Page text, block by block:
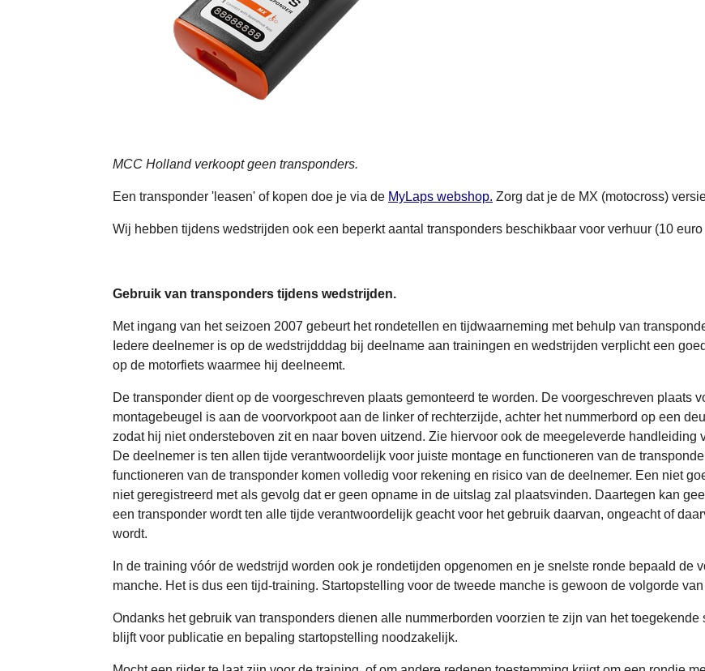
MCC Holland verkoopt geen transponders.
Een transponder 'leasen' of kopen doe je via de MyLaps webshop. Zorg dat je de MX (motocross)
Wij hebben tijdens wedstrijden ook een beperkt aantal transponders beschikbaar voor verhuur (10
Gebruik van transponders tijdens wedstrijden.
Met ingang van het seizoen 2007 gebeurt het rondetellen en tijdwaarneming met behulp van
Iedere deelnemer is op de wedstrijdddag bij deelname aan trainingen en wedstrijden verplicht een
op de motorfiets waarmee hij deelneemt.
De transponder dient op de voorgeschreven plaats gemonteerd te worden. De voorgeschreven plaats
montagebeugel is aan de voorvorkpoot aan de linker of rechterzijde, achter het nummerbord op een
zodat hij niet ondersteboven zit en naar boven uitzend. Zie hiervoor ook de meegeleverde handleiding
De deelnemer is ten allen tijde verantwoordelijk voor juiste montage en functioneren van de
functioneren van de transponder komen volledig voor rekening en risico van de deelnemer. Een niet
niet geregistreerd met als gevolg dat er geen opname in de uitslag zal plaatsvinden. Daartegen kan
een transponder wordt ten alle tijde verantwoordelijk geacht voor het gebruik daarvan, ongeacht of
wordt.
In de training vóór de wedstrijd worden ook je rondetijden opgenomen en je snelste ronde bepaald de
manche. Het is dus een tijd-training. Startopstelling voor de tweede manche is gewoon de volgorde
Ondanks het gebruik van transponders dienen alle nummerborden voorzien te zijn van het
blijft voor publicatie en bepaling startopstelling noodzakelijk.